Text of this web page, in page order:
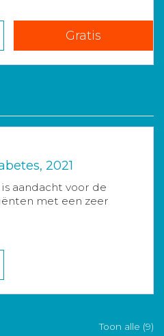
Gratis
2021
aandacht voor de
met een zeer
Toon alle (9)